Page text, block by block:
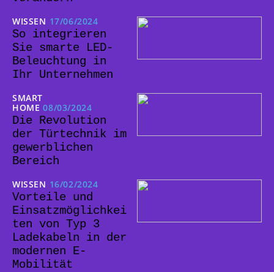
WISSEN 17/06/2024
So integrieren
Sie smarte LED-
Beleuchtung in
Ihr Unternehmen
SMART
HOME 08/03/2024
Die Revolution
der Türtechnik im
gewerblichen
Bereich
WISSEN 16/02/2024
Vorteile und
Einsatzmöglichkei
ten von Typ 3
Ladekabeln in der
modernen E-
Mobilität